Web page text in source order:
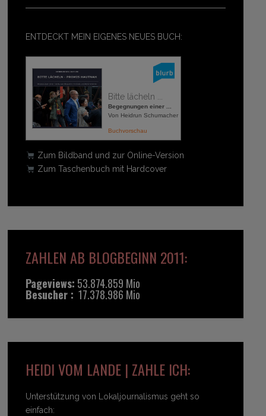
ENTDECKT MEIN EIGENES NEUES BUCH:
Bitte lächeln ...
Begegnungen einer ...
Von Heidrun Schumacher
Buchvorschau
Zum Bildband und zur Online-Version
Zum Taschenbuch mit Hardcover
ZAHLEN AB BLOGBEGINN 2011:
Pageviews: 53.874.859 Mio
Besucher : 17.378.986 Mio
HEIDI VOM LANDE | ZAHLE ICH:
Unterstützung von Lokaljournalismus geht so
einfach: